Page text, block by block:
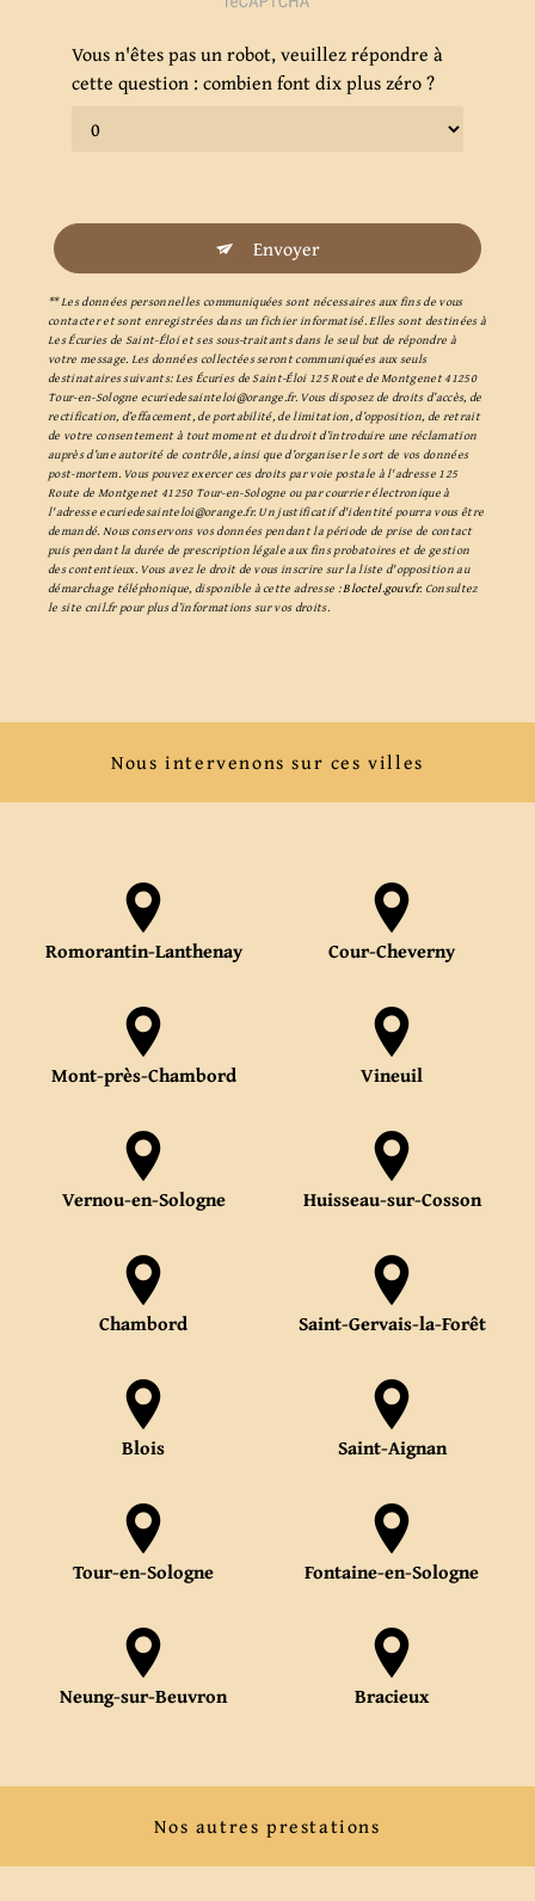
Vous n'êtes pas un robot, veuillez répondre à
cette question : combien font dix plus zéro ?
Envoyer
** Les données personnelles communiquées sont nécessaires aux fins de vous
contacter et sont enregistrées dans un fichier informatisé. Elles sont destinées à
Les Écuries de Saint-Éloi et ses sous-traitants dans le seul but de répondre à
votre message. Les données collectées seront communiquées aux seuls
destinataires suivants: Les Écuries de Saint-Éloi 125 Route de Montgenet 41250
Tour-en-Sologne ecuriedesainteloi@orange.fr. Vous disposez de droits d’accès, de
rectification, d’effacement, de portabilité, de limitation, d’opposition, de retrait
de votre consentement à tout moment et du droit d’introduire une réclamation
auprès d’une autorité de contrôle, ainsi que d’organiser le sort de vos données
post-mortem. Vous pouvez exercer ces droits par voie postale à l'adresse 125
Route de Montgenet 41250 Tour-en-Sologne ou par courrier électronique à
l'adresse ecuriedesainteloi@orange.fr. Un justificatif d'identité pourra vous être
demandé. Nous conservons vos données pendant la période de prise de contact
puis pendant la durée de prescription légale aux fins probatoires et de gestion
des contentieux. Vous avez le droit de vous inscrire sur la liste d'opposition au
démarchage téléphonique, disponible à cette adresse :Bloctel.gouv.fr. Consultez
le site cnil.fr pour plus d’informations sur vos droits.
Nous intervenons sur ces villes
Romorantin-Lanthenay Cour-Cheverny
Mont-près-Chambord Vineuil
Vernou-en-Sologne Huisseau-sur-Cosson
Chambord Saint-Gervais-la-Forêt
Blois Saint-Aignan
Tour-en-Sologne Fontaine-en-Sologne
Neung-sur-Beuvron Bracieux
Nos autres prestations